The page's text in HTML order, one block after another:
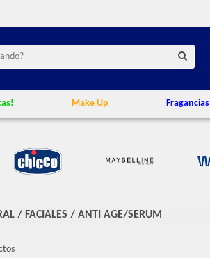
Make Up Fragancias
/ FACIALES / ANTI AGE/SERUM